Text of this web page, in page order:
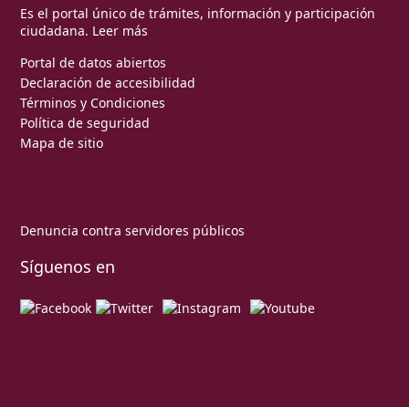
Es el portal único de trámites, información y participación
ciudadana. Leer más
Portal de datos abiertos
Declaración de accesibilidad
Términos y Condiciones
Política de seguridad
Mapa de sitio
Denuncia contra servidores públicos
Síguenos en